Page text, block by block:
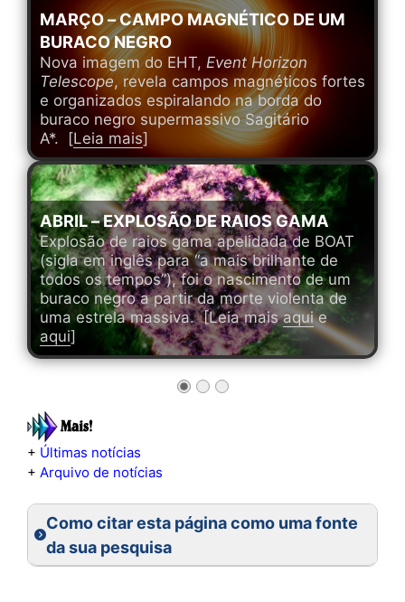
MARÇO – CAMPO MAGNÉTICO DE UM
BURACO NEGRO
Nova imagem do EHT, Event Horizon
Telescope, revela campos magnéticos fortes
e organizados espiralando na borda do
buraco negro supermassivo Sagitário
A*. [Leia mais]
ABRIL – EXPLOSÃO DE RAIOS GAMA
Explosão de raios gama apelidada de BOAT
(sigla em inglês para “a mais brilhante de
todos os tempos”), foi o nascimento de um
buraco negro a partir da morte violenta de
uma estrela massiva. [Leia maisaquie
aqui]
+ Últimas notícias
+ Arquivo de notícias
Como citar esta página como uma fonte
da sua pesquisa